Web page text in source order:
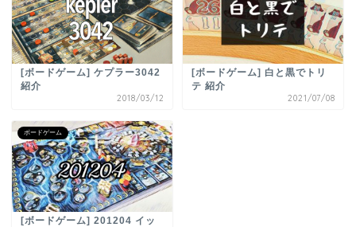
[ボードゲーム] ケプラー3042
紹介
2018/03/12
[ボードゲーム] 白と黒でトリ
テ 紹介
2021/07/08
ボードゲーム
[ボードゲーム] 201204 イッ